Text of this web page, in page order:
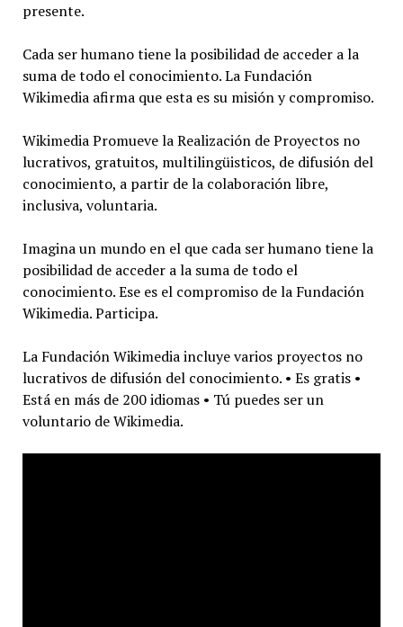
presente.
Cada ser humano tiene la posibilidad de acceder a la
suma de todo el conocimiento. La Fundación
Wikimedia afirma que esta es su misión y compromiso.
Wikimedia Promueve la Realización de Proyectos no
lucrativos, gratuitos, multilingüisticos, de difusión del
conocimiento, a partir de la colaboración libre,
inclusiva, voluntaria.
Imagina un mundo en el que cada ser humano tiene la
posibilidad de acceder a la suma de todo el
conocimiento. Ese es el compromiso de la Fundación
Wikimedia. Participa.
La Fundación Wikimedia incluye varios proyectos no
lucrativos de difusión del conocimiento. • Es gratis •
Está en más de 200 idiomas • Tú puedes ser un
voluntario de Wikimedia.